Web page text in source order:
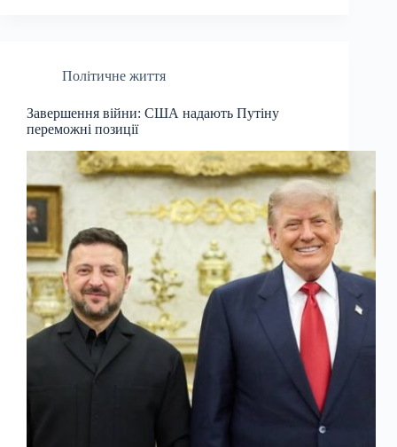
Політичне життя
Завершення війни: США надають Путіну
переможні позиції